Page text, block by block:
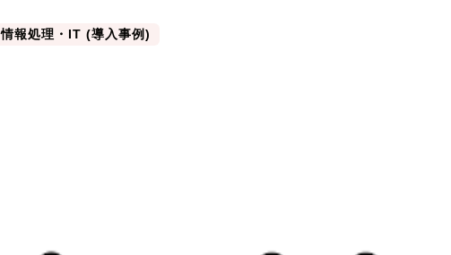
情報処理・IT (導入事例)